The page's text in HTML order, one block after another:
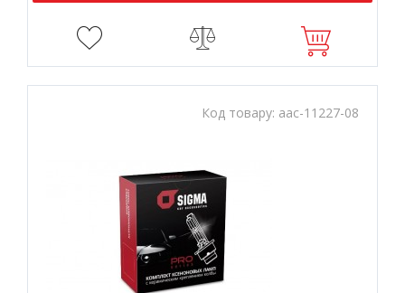
Код товару: aac-11227-08